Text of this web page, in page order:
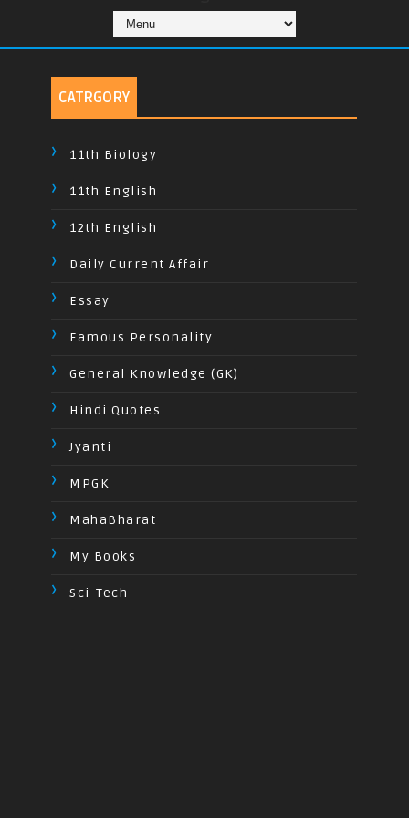
CATRGORY
11th Biology
11th English
12th English
Daily Current Affair
Essay
Famous Personality
General Knowledge (GK)
Hindi Quotes
Jyanti
MPGK
MahaBharat
My Books
Sci-Tech